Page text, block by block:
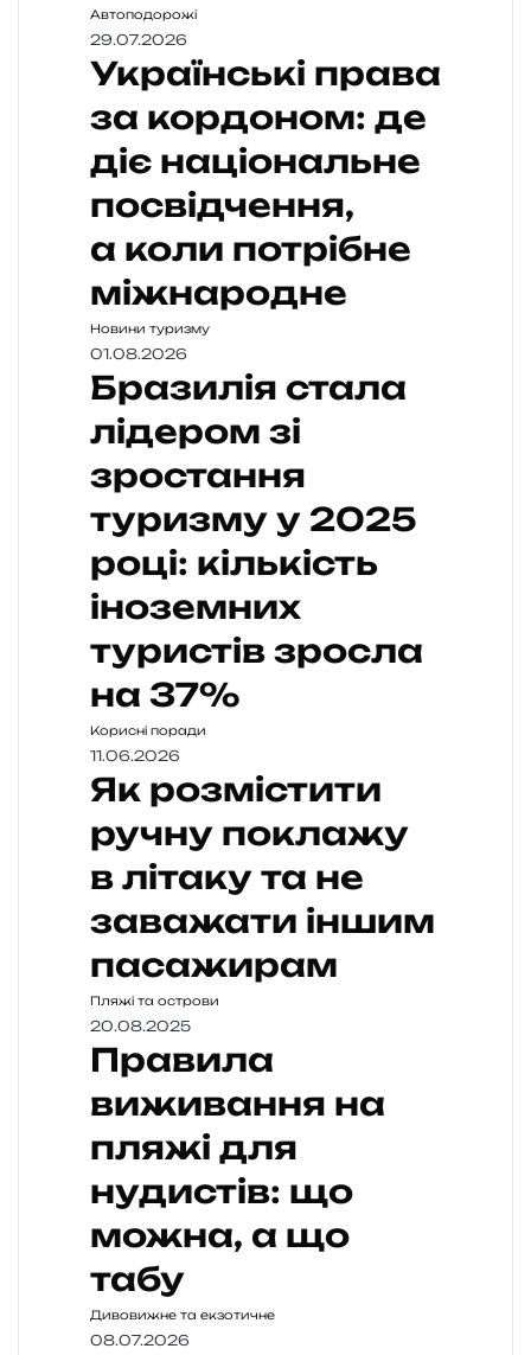
Автоподорожі
29.07.2026
Українські права
за кордоном: де
діє національне
посвідчення,
а коли потрібне
міжнародне
Новини туризму
01.08.2026
Бразилія стала
лідером зі
зростання
туризму у 2025
році: кількість
іноземних
туристів зросла
на 37%
Корисні поради
11.06.2026
Як розмістити
ручну поклажу
в літаку та не
заважати іншим
пасажирам
Пляжі та острови
20.08.2025
Правила
виживання на
пляжі для
нудистів: що
можна, а що
табу
Дивовижне та екзотичне
08.07.2026